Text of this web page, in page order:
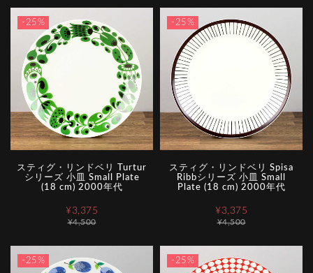
-25%
スティグ・リンドベリ Turtur
シリーズ 小皿 Small Plate
(18 cm) 2000年代
¥4,500
¥3,375
-25%
スティグ・リンドベリ Spisa
Ribbシリーズ 小皿 Small
Plate (18 cm) 2000年代
¥4,500
¥3,375
-25% -25%